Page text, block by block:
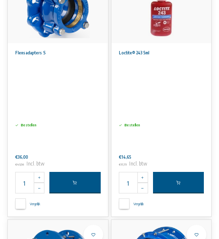
Flensadapters S
Bestellen
€36,00
€43,56 Incl. btw
Vergelijk
Loctite® 243 5ml
Bestellen
€14,65
€17,73 Incl. btw
Vergelijk